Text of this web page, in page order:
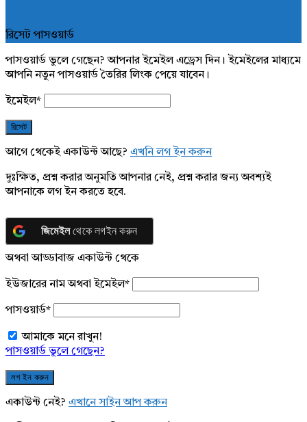
রিসেট পাসওয়ার্ড
পাসওয়ার্ড ভুলে গেছেন? আপনার ইমেইল এড্রেস দিন। ইমেইলের মাধ্যমে
আপনি নতুন পাসওয়ার্ড তৈরির লিংক পেয়ে যাবেন।
ইমেইল*
আগে থেকেই একাউন্ট আছে? এখনি লগ ইন করুন
দুঃক্ষিত, প্রশ্ন করার অনুমতি আপনার নেই, প্রশ্ন করার জন্য অবশ্যই
আপনাকে লগ ইন করতে হবে.
জিমেইলথেকে লগইন করুন
অথবা আড্ডাবাজ একাউন্ট থেকে
ইউজারের নাম অথবা ইমেইল*
পাসওয়ার্ড*
আমাকে মনে রাখুন!
পাসওয়ার্ড ভুলে গেছেন?
একাউন্ট নেই? এখানে সাইন আপ করুন